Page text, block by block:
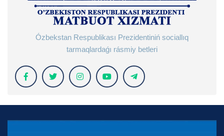
Ózbekstan Respublikası Prezidentiniń sociallıq
tarmaqlardaǵı rásmiy betleri